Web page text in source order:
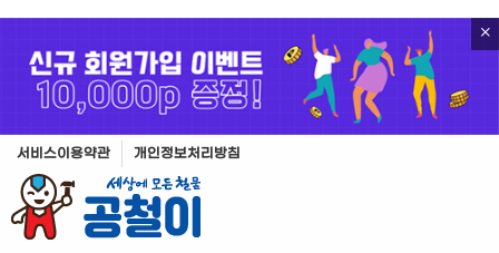
서비스이용약관 개인정보처리방침